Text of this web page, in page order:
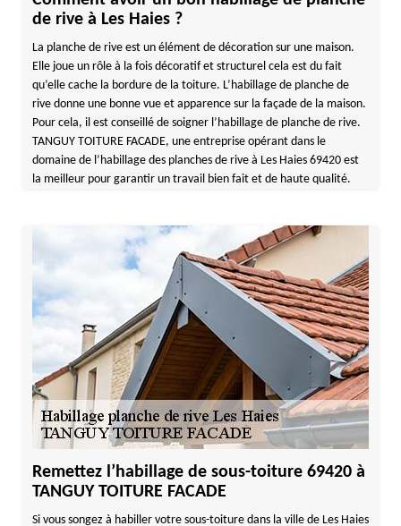
de rive à Les Haies ?
La planche de rive est un élément de décoration sur une maison.
Elle joue un rôle à la fois décoratif et structurel cela est du fait
qu’elle cache la bordure de la toiture. L’habillage de planche de
rive donne une bonne vue et apparence sur la façade de la maison.
Pour cela, il est conseillé de soigner l’habillage de planche de rive.
TANGUY TOITURE FACADE, une entreprise opérant dans le
domaine de l’habillage des planches de rive à Les Haies 69420 est
la meilleur pour garantir un travail bien fait et de haute qualité.
Remettez l’habillage de sous-toiture 69420 à
TANGUY TOITURE FACADE
Si vous songez à habiller votre sous-toiture dans la ville de Les Haies